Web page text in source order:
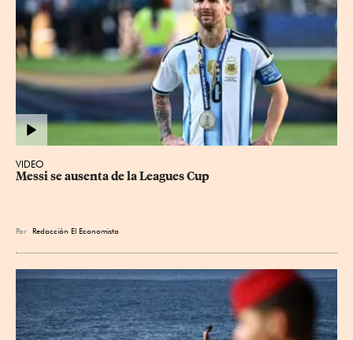
VIDEO
Messi se ausenta de la Leagues Cup
Por Redacción El Economista